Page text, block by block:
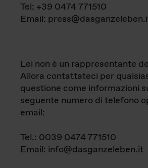
Tel: +39 0474 771510
Email:
Lei non è un rappresentante
Allora contattateci per
questione come informazioni
seguente numero di telefono
email:
Tel.: 0039 0474 771510
Email: info@dasganzeleben.it